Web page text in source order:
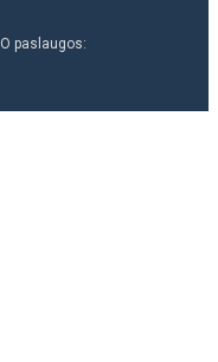
paslaugos: